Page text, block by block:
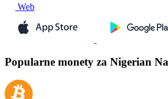
Web
Popularne monety za Nigerian